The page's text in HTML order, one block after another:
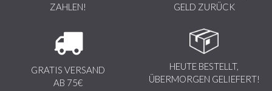
ZAHLEN!
GELD ZURÜCK
GRATIS VERSAND
AB 75€
HEUTE BESTELLT,
ÜBERMORGEN GELIEFERT!